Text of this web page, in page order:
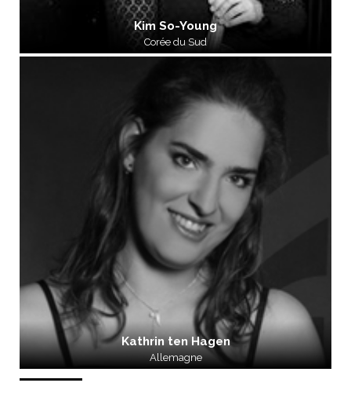
Kim So-Young
Corée du Sud
Kathrin ten Hagen
Allemagne